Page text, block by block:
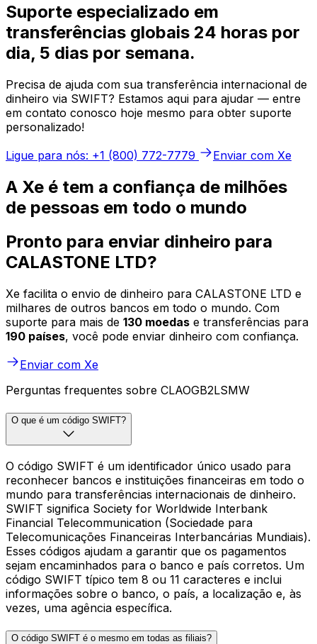
Suporte especializado em
transferências globais 24 horas por
dia, 5 dias por semana.
Precisa de ajuda com sua transferência internacional de
dinheiro via SWIFT? Estamos aqui para ajudar — entre
em contato conosco hoje mesmo para obter suporte
personalizado!
Ligue para nós: +1 (800) 772-7779
Enviar com Xe
A Xe é tem a confiança de milhões
de pessoas em todo o mundo
Pronto para enviar dinheiro para
CALASTONE LTD?
Xe facilita o envio de dinheiro para CALASTONE LTD e
milhares de outros bancos em todo o mundo. Com
suporte para mais de 130 moedas e transferências para
190 países, você pode enviar dinheiro com confiança.
Enviar com Xe
Perguntas frequentes sobre CLAOGB2LSMW
O que é um código SWIFT?
O código SWIFT é um identificador único usado para
reconhecer bancos e instituições financeiras em todo o
mundo para transferências internacionais de dinheiro.
SWIFT significa Society for Worldwide Interbank
Financial Telecommunication (Sociedade para
Telecomunicações Financeiras Interbancárias Mundiais).
Esses códigos ajudam a garantir que os pagamentos
sejam encaminhados para o banco e país corretos. Um
código SWIFT típico tem 8 ou 11 caracteres e inclui
informações sobre o banco, o país, a localização e, às
vezes, uma agência específica.
O código SWIFT é o mesmo em todas as filiais?